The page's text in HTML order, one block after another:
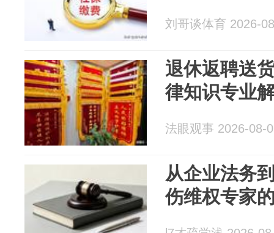
刘哥谈体育 2026-
退休返聘送
律知识专业
法眼观事 2026-08-
从企业法务
伤维权专家